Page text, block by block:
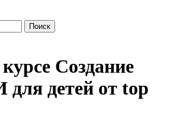
Создание
для детей от top